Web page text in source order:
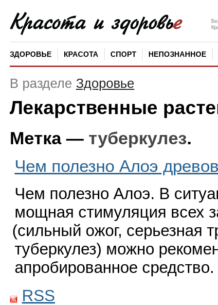
ЗДОРОВЬЕ КРАСОТА СПОРТ НЕПОЗНАННОЕ
В разделе Здоровье
Лекарственные
Метка — туберкулез.
Чем полезно Алоэ
Чем полезно Алоэ. В
мощная стимуляция всех
(сильный ожог, серьезная
туберкулез) можно
апробированное
RSS